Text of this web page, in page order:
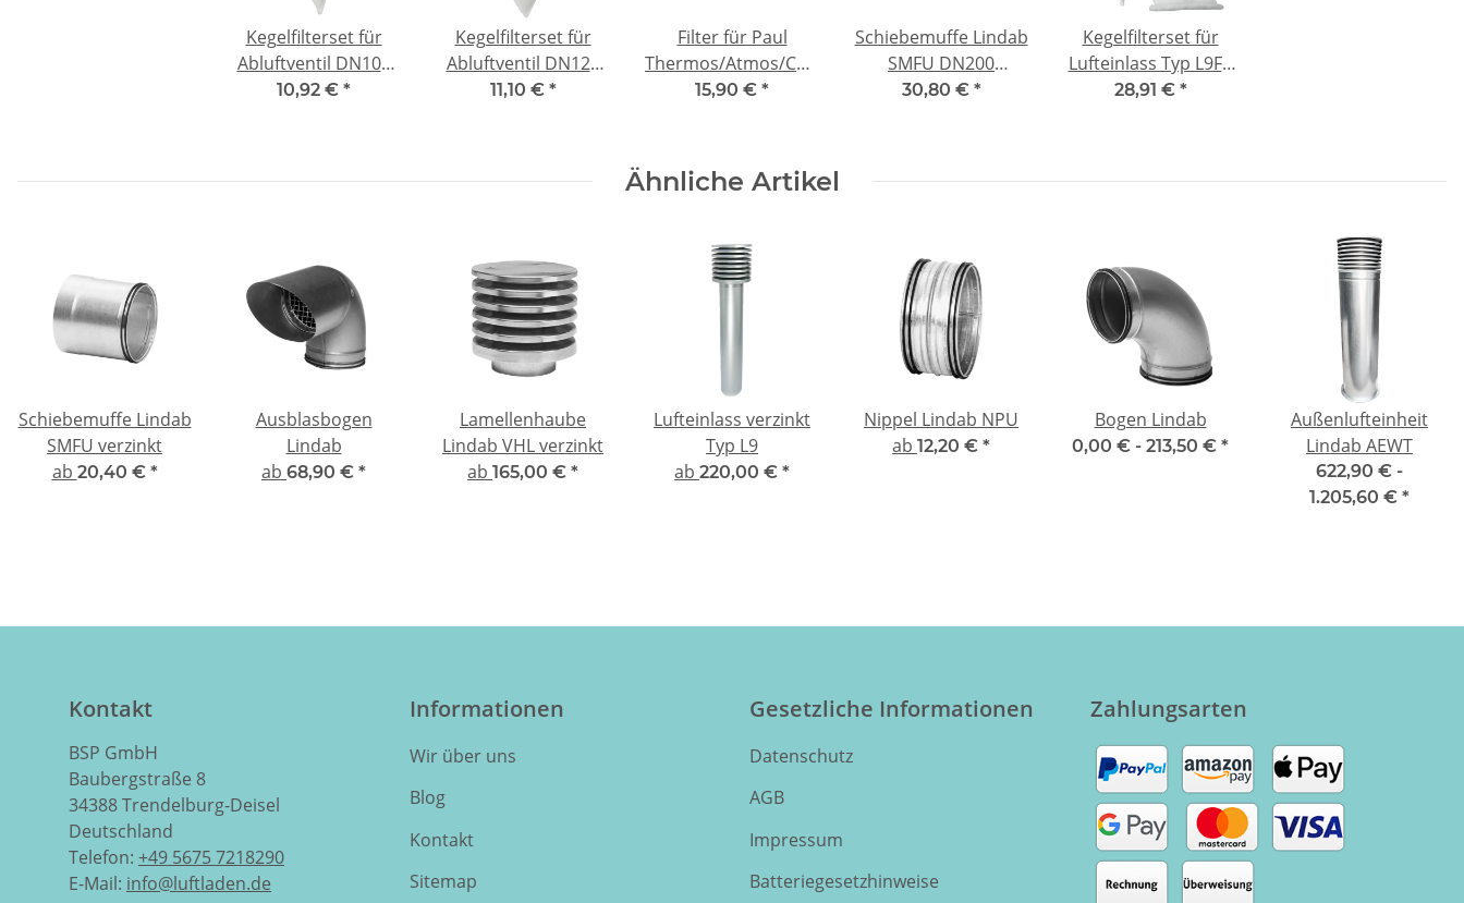
Kegelfilterset für
Abluftventil DN100
d=10mm -
10,92 € *
Kegelfilterset für
Abluftventil DN125
d=10mm -
11,10 € *
Filter für Paul
Thermos/Atmos/Compakt/Iso-
Filterbox DN160 -
15,90 € *
Schiebemuffe Lindab
SMFU DN200
L=150mm verzinkt
30,80 € *
Kegelfilterset für
Lufteinlass Typ L9F /
L10F DN200 -
28,91 € *
Ähnliche Artikel
Schiebemuffe Lindab
SMFU verzinkt
ab 20,40 € *
Ausblasbogen
Lindab
ab 68,90 € *
Lamellenhaube
Lindab VHL verzinkt
ab 165,00 € *
Lufteinlass verzinkt
Typ L9
ab 220,00 € *
Nippel Lindab NPU
ab 12,20 € *
Bogen Lindab
0,00 € - 213,50 € *
Außenlufteinheit
Lindab AEWT
622,90 € -
1.205,60 € *
Kontakt
BSP GmbH
Baubergstraße 8
34388 Trendelburg-Deisel
Deutschland
Telefon: +49 5675 7218290
E-Mail: info@luftladen.de
Informationen
Wir über uns
Blog
Kontakt
Sitemap
Gesetzliche Informationen
Datenschutz
AGB
Impressum
Batteriegesetzhinweise
Zahlungsarten